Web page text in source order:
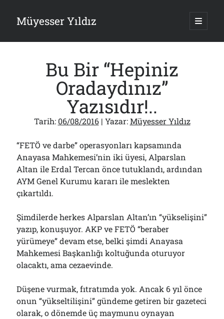
Müyesser Yıldız ana
Yan
Menü
15 Temmuz Soruları… Nasuh Mahruki’nin “Suçu”!..
03/08/2026
Er Gaziler 20 Gün Sonra Gelen MSB Heyetine Böyle İsyan Etti:“Bizi
Teröristlere G……yle Güldürdünüz”
01/08/2026
Papazın “Komutanı” Ayasofya ve Patrikhane İçin ABD’yi Göreve
31/07/2026
Bölmediğiniz Bir O Kalmıştı!..
29/07/2026
Arşivler
Bu Bir “Hepiniz
Oradaydınız”
Yazısıdır!..
Tarih: 06/08/2016| Yazar:Müyesser Yıldız
“FETÖ ve darbe” operasyonları kapsamında
Anayasa Mahkemesi’nin iki üyesi, Alparslan
Altan ile Erdal Tercan önce tutuklandı, ardından
AYM Genel Kurumu kararı ile meslekten
çıkartıldı.
Şimdilerde herkes Alparslan Altan’ın “yükselişini”
yazıp, konuşuyor. AKP ve FETÖ “beraber
yürümeye” devam etse, belki şimdi Anayasa
Mahkemesi Başkanlığı koltuğunda oturuyor
olacaktı, ama cezaevinde.
Düşene vurmak, fıtratımda yok. Ancak 6 yıl önce
onun “yükseltilişini” gündeme getiren bir gazeteci
olarak, o dönemde üç maymunu oynayan